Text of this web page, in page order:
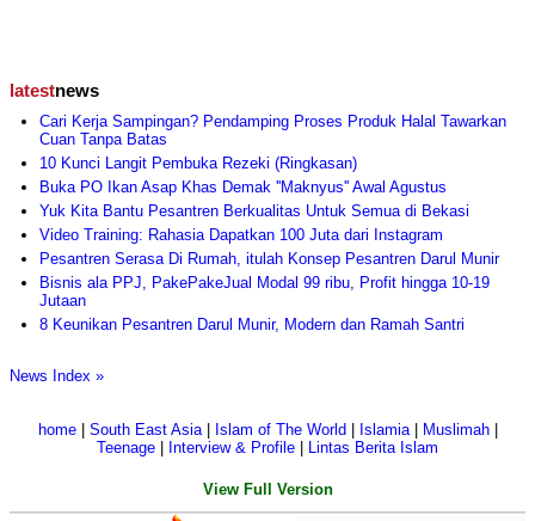
latestnews
Cari Kerja Sampingan? Pendamping Proses Produk Halal Tawarkan
Cuan Tanpa Batas
10 Kunci Langit Pembuka Rezeki (Ringkasan)
Buka PO Ikan Asap Khas Demak ''Maknyus'' Awal Agustus
Yuk Kita Bantu Pesantren Berkualitas Untuk Semua di Bekasi
Video Training: Rahasia Dapatkan 100 Juta dari Instagram
Pesantren Serasa Di Rumah, itulah Konsep Pesantren Darul Munir
Bisnis ala PPJ, PakePakeJual Modal 99 ribu, Profit hingga 10-19
Jutaan
8 Keunikan Pesantren Darul Munir, Modern dan Ramah Santri
News Index »
home| South East Asia| Islam of The World Islamia| Muslimah|
Teenage
Interview & Profile Lintas Berita Islam
View Full Version